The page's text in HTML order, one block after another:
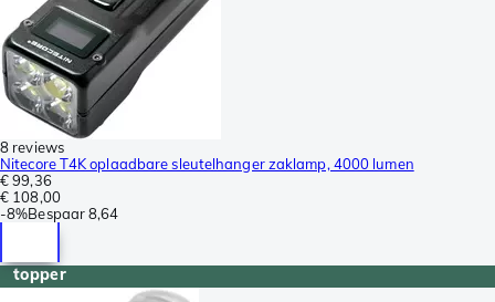
8 reviews
Nitecore T4K oplaadbare sleutelhanger zaklamp, 4000 lumen
€ 99,36
€ 108,00
-8%Bespaar8,64
topper